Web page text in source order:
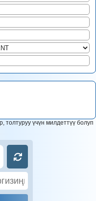
үчүн милдеттүү болуп